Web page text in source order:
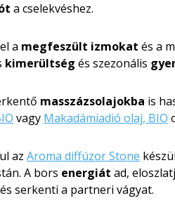
a cselekvéshez.
a megfeszült izmokat és a
kimerültség és szezonális
masszázsolajokba is
vagy Makadámiadió olaj, BIO
az Aroma diffúzor Stone
A bors energiát ad,
és serkenti a partneri vágyat.